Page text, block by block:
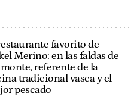
favorito de
Merino: en las faldas de
referente de la
tradicional vasca y el
pescado